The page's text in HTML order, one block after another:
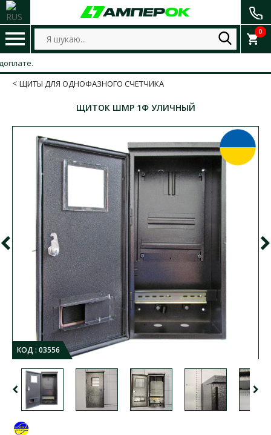
0
ЩИТЫ ДЛЯ ОДНОФАЗНОГО СЧЕТЧИКА
ЩИТОК ШМР 1Ф УЛИЧНЫЙ
КОД : 03556